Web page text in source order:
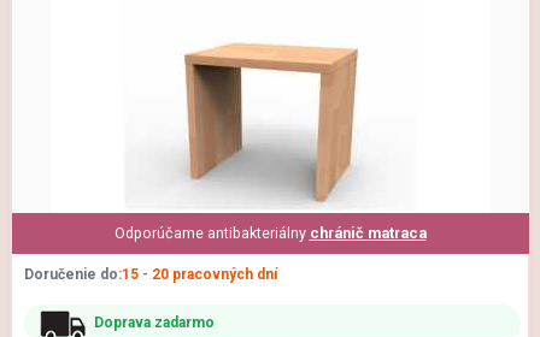
Odporúčame antibakteriálny chránič matraca
Doručenie do:15 - 20 pracovných dní
Doprava zadarmo